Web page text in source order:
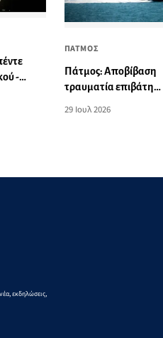
-
ΠΑΤΜΟΣ
Πάτμος: Αποβίβαση
τραυματία επιβάτη
29 Ιουλ 2026
εκδηλώσεις,